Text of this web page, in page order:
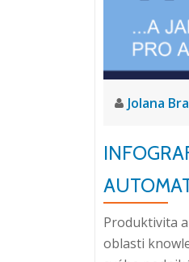
Jolana
Produktivita
oblasti